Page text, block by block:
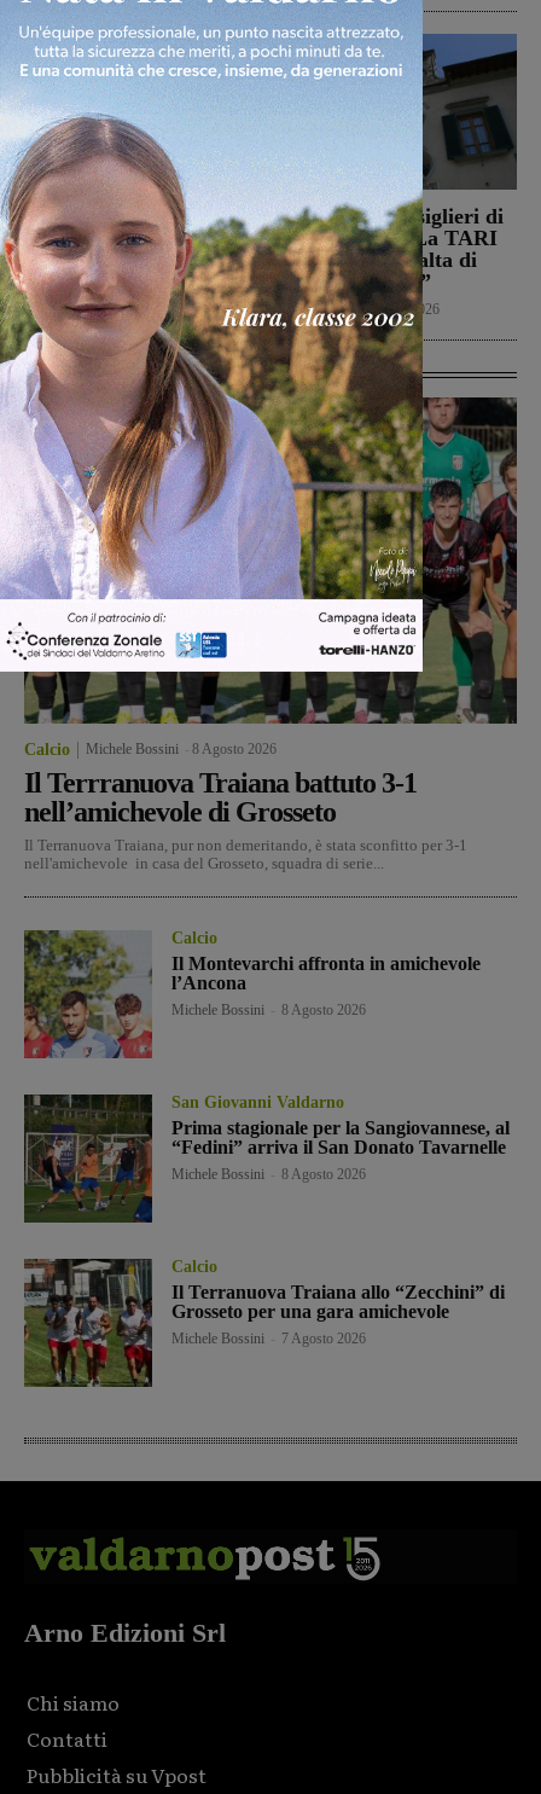
Il Montevarchi affronta
in amichevole l’Ancona
Calcio 8 Agosto 2026
Reggello, i consiglieri di
opposizione: “La TARI
2026 resta più alta di
quella del 2022”
Politica 8 Agosto 2026
Ultime Calcio
Calcio Michele Bossini 8 Agosto 2026
Il Terrranuova Traiana battuto 3-1
nell’amichevole di Grosseto
Il Terranuova Traiana, pur non demeritando, è stata sconfitto per 3-1
nell'amichevole in casa del Grosseto, squadra di serie...
Calcio
Il Montevarchi affronta in amichevole
l’Ancona
Michele Bossini 8 Agosto 2026
San Giovanni Valdarno
Prima stagionale per la Sangiovannese, al
“Fedini” arriva il San Donato Tavarnelle
Michele Bossini 8 Agosto 2026
Calcio
Il Terranuova Traiana allo “Zecchini” di
Grosseto per una gara amichevole
Michele Bossini 7 Agosto 2026
Arno Edizioni Srl
Chi siamo
Contatti
Pubblicità su Vpost